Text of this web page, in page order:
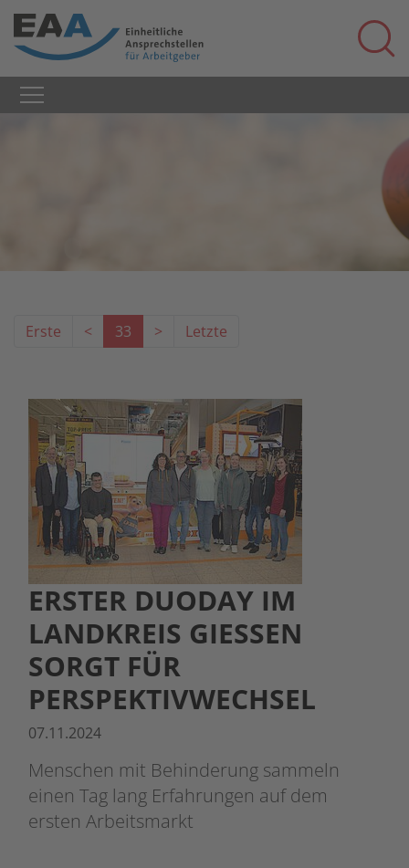
Erste < 33 > Letzte
ERSTER DUODAY IM
LANDKREIS GIESSEN S
ORGT FÜR P
ERSPEKTIVWECHSEL
07.11.2024
Menschen mit Behinderung sammeln
einen Tag lang Erfahrungen auf dem
ersten Arbeitsmarkt